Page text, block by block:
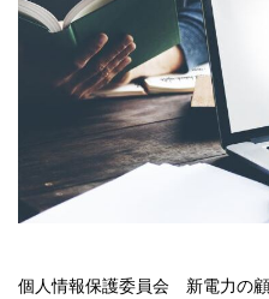
個人情報保護委員会 新電力の